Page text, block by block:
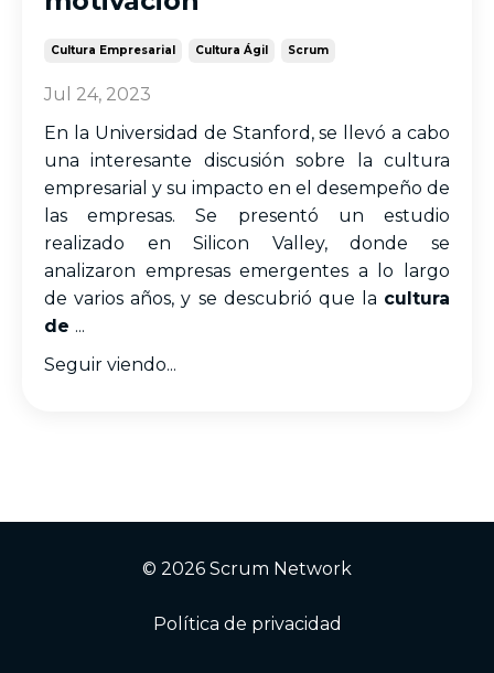
Cultura Empresarial Cultura Ágil Scrum
Jul 24, 2023
En la Universidad de Stanford, se llevó a cabo
una interesante discusión sobre la cultura
empresarial y su impacto en el desempeño de
las empresas. Se presentó un estudio
realizado en Silicon Valley, donde se
analizaron empresas emergentes a lo largo
de varios años, y se descubrió que la cultura
de ...
Seguir viendo...
© 2026 Scrum Network
Política de privacidad